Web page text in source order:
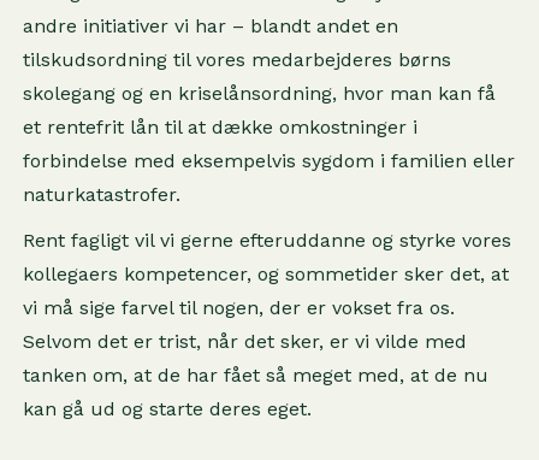
andre initiativer vi har – blandt andet en
tilskudsordning til vores medarbejderes børns
skolegang og en kriselånsordning, hvor man kan få
et rentefrit lån til at dække omkostninger i
forbindelse med eksempelvis sygdom i familien eller
naturkatastrofer.
Rent fagligt vil vi gerne efteruddanne og styrke vores
kollegaers kompetencer, og sommetider sker det, at
vi må sige farvel til nogen, der er vokset fra os.
Selvom det er trist, når det sker, er vi vilde med
tanken om, at de har fået så meget med, at de nu
kan gå ud og starte deres eget.